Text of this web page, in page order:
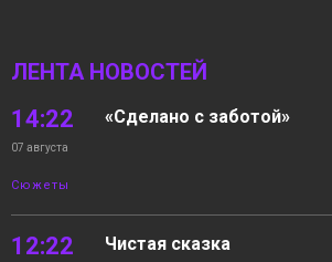
ЛЕНТА НОВОСТЕЙ
14:22
07 августа
Сюжеты
«Сделано с заботой»
12:22 Чистая сказка